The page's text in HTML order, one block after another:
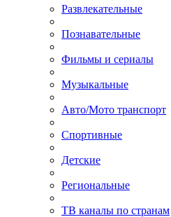
Развлекательные
Познавательные
Фильмы и сериалы
Музыкальные
Авто/Мото транспорт
Спортивные
Детские
Региональные
ТВ каналы по странам